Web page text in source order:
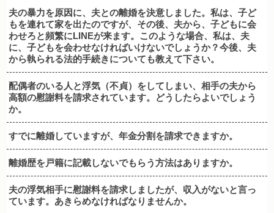
夫の暴力を原因に、夫との離婚を決意しました。私は、子ど
もを連れて家を出たのですが、その後、夫から、子どもに会
わせろと頻繁にLINEが来ます。このような場合、私は、夫
に、子どもを会わせなければいけないでしょうか？今後、夫
から執られる法的手続きについても教えて下さい。
配偶者のいる人と浮気（不貞）をしてしまい、相手の夫から
高額の慰謝料を請求されています。どうしたらよいでしょう
か。
すでに離婚していますが、年金分割を請求できますか。
離婚歴を戸籍に記載しないでもらう方法はありますか。
夫の浮気相手に慰謝料を請求しましたが、収入がないと言っ
ています。あきらめなければなりませんか。